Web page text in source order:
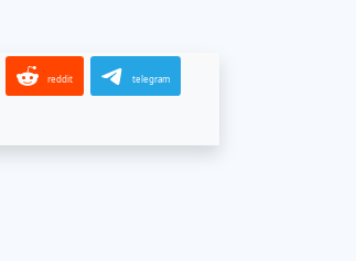
reddit telegram